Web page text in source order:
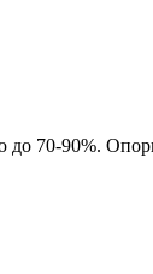
70-90%.